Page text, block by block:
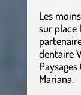
Les
sur place
dentaire
Mariana.